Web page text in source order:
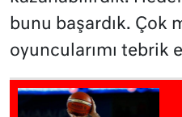
bunu başardık. Çok
oyuncularımı tebrik